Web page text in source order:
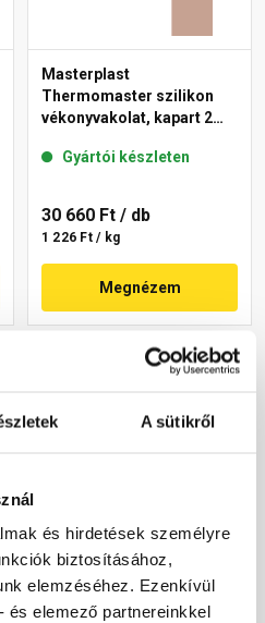
A sütikről
és hirdetések személyre
biztosításához,
elemzéséhez. Ezenkívül
és elemező partnereinkkel
Masterplast
Thermomaster szilikon
vékonyvakolat, kapart 2
Gyártói készleten
30 660 Ft / db
1 226 Ft / kg
Megnézem
Masterplast
Thermomaster szilikon
vékonyvakolat,
gördülőszemcsés 2 mm